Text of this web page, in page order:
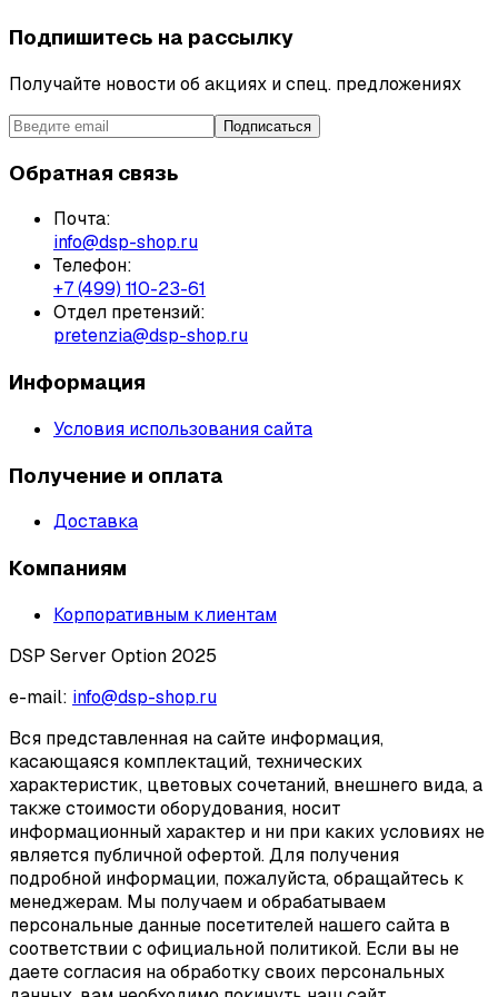
Подпишитесь на рассылку
Получайте новости об акциях и спец. предложениях
Подписаться
Обратная связь
Почта:
info@dsp-shop.ru
Телефон:
+7 (499) 110-23-61
Отдел претензий:
pretenzia@dsp-shop.ru
Информация
Условия использования сайта
Получение и оплата
Доставка
Компаниям
Корпоративным клиентам
DSP Server Option 2025
e-mail: info@dsp-shop.ru
Вся представленная на сайте информация,
касающаяся комплектаций, технических
характеристик, цветовых сочетаний, внешнего вида, а
также стоимости оборудования, носит
информационный характер и ни при каких условиях не
является публичной офертой. Для получения
подробной информации, пожалуйста, обращайтесь к
менеджерам. Мы получаем и обрабатываем
персональные данные посетителей нашего сайта в
соответствии с официальной политикой. Если вы не
даете согласия на обработку своих персональных